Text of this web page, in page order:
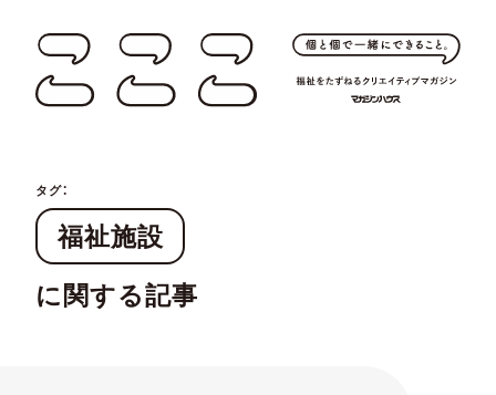
タグ：
福祉施設
に関する記事